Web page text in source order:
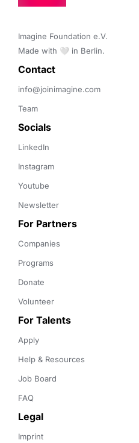
Imagine Foundation e.V.
Made with 🤍 in Berlin.
Contact
info@joinimagine.com
Team
Socials
LinkedIn
Instagram
Youtube
Newsletter
For Partners
Companies
Programs
Donate
Volunteer
For Talents
Apply
Help & Resources
Job Board
FAQ
Legal
Imprint